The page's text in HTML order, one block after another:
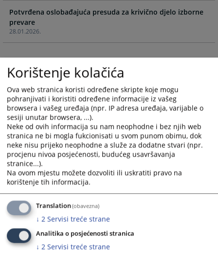
interact
with
the
calendar
and
select
a
date.
Press
the
question
mark
key
to
get
the
keyboard
shortcuts
for
changing
dates.
interact
with
and
select
a
date.
Press
the
question
mark
key
to
get
keyboard
shortcuts
for
changing
dates.
28.01.2026.
Potvrđena oslobađajuća presuda za krivično djelo izborne
prevare
Korištenje kolačića
Ova web stranica koristi određene skripte koje mogu
pohranjivati i koristiti određene informacije iz vašeg
browsera i vašeg uređaja (npr. IP adresa uređaja, varijable o
sesiji unutar browsera, ...).
Neke od ovih informacija su nam neophodne i bez njih web
stranica ne bi mogla fukcionisati u svom punom obimu, dok
neke nisu prijeko neophodne a služe za dodatne stvari (npr.
procjenu nivoa posjećenosti, budućeg usavršavanja
stranice...).
Na ovom mjestu možete dozvoliti ili uskratiti pravo na
korištenje tih informacija.
Translation(obavezna)
↓ 2 Servisi treće strane
Analitika o posjećenosti stranica
↓ 2 Servisi treće strane